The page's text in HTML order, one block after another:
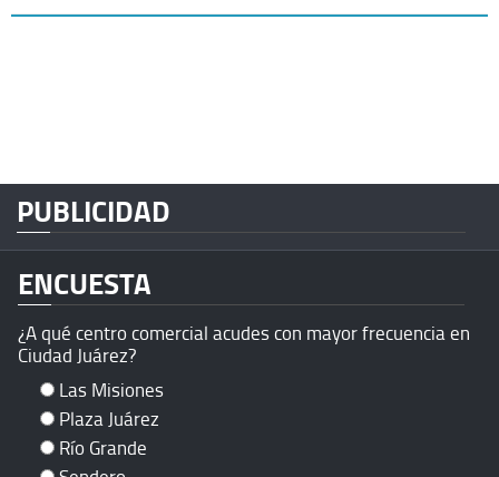
PUBLICIDAD
ENCUESTA
¿A qué centro comercial acudes con mayor frecuencia en
Ciudad Juárez?
Las Misiones
Plaza Juárez
Río Grande